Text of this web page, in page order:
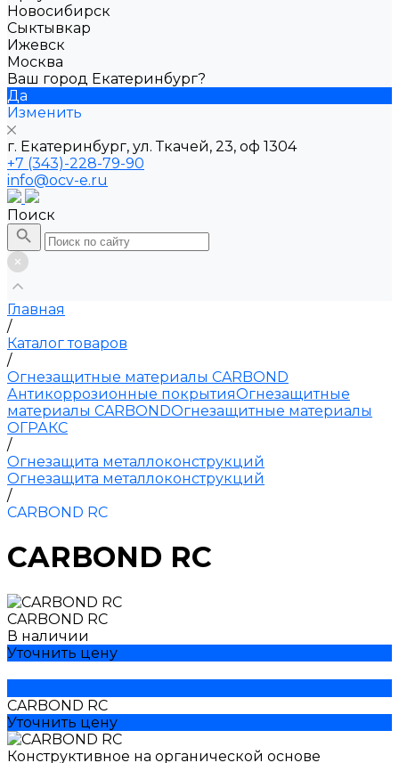
Новосибирск
Сыктывкар
Ижевск
Москва
Ваш город Екатеринбург?
Да
Изменить
г. Екатеринбург, ул. Ткачей, 23, оф 1304
+7 (343)-228-79-90
info@ocv-e.ru
Поиск
Главная
/
Каталог товаров
/
Огнезащитные материалы CARBOND
Антикоррозионные покрытияОгнезащитные
материалы CARBONDОгнезащитные материалы
ОГРАКС
/
Огнезащита металлоконструкций
Огнезащита металлоконструкций
/
CARBOND RC
CARBOND RC
CARBOND RC
В наличии
Уточнить цену
CARBOND RC
Уточнить цену
Конструктивное на органической основе